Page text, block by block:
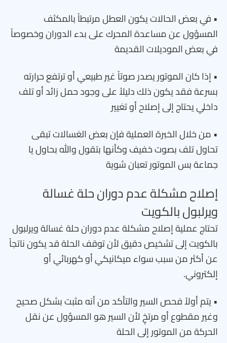
• في بعض الحالات يكون العطل مرتبطاً بالمكثف
المسؤول عن مساعدة المحرك على بدء الدوران وخصوصاً
في بعض الموديلات القديمة
• إذا كان الموتور يصدر صوتاً غير طبيعي أو ترتفع حرارته
بسرعة فقد يكون ذلك دليلاً على وجود حمل زائد أو تلف
داخلي يحتاج إلى إصلاح أو تغيير
• من خلال الخبرة العملية فإن بعض الغسالات تبقى
تحاول تلف بصوت خفيف وكأنها بتقول والله بحاول يا
جماعة بس الموتور تعبان شوية
إصلاح مشكلة عدم دوران حلة غسالة
ويرلبول بالكويت
تحتاج عملية إصلاح مشكلة عدم دوران حلة غسالة ويرلبول
بالكويت إلى تشخيص دقيق لأن توقف الحلة قد يكون ناتجاً
عن أكثر من سبب سواء ميكانيكي أو كهربائي أو
إلكتروني.
• يتم أولاً فحص السير والتأكد من أنه مثبت بشكل صحيح
وغير مقطوع أو مرتخٍ لأن السير هو المسؤول عن نقل
الحركة من الموتور إلى الحلة